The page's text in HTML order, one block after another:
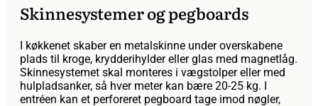
Skinnesystemer og pegboards
I køkkenet skaber en metalskinne under overskabene
plads til kroge, krydderihylder eller glas med magnetlåg.
Skinnesystemet skal monteres i vægstolper eller med
hulpladsanker, så hver meter kan bære 20-25 kg. I
entréen kan et perforeret pegboard tage imod nøgler,